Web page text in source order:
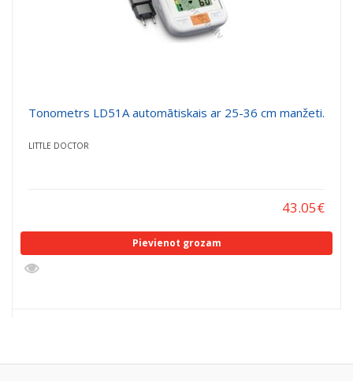
Tonometrs LD51A automātiskais ar 25-36 cm manžeti.
LITTLE DOCTOR
43.05€
Pievienot grozam